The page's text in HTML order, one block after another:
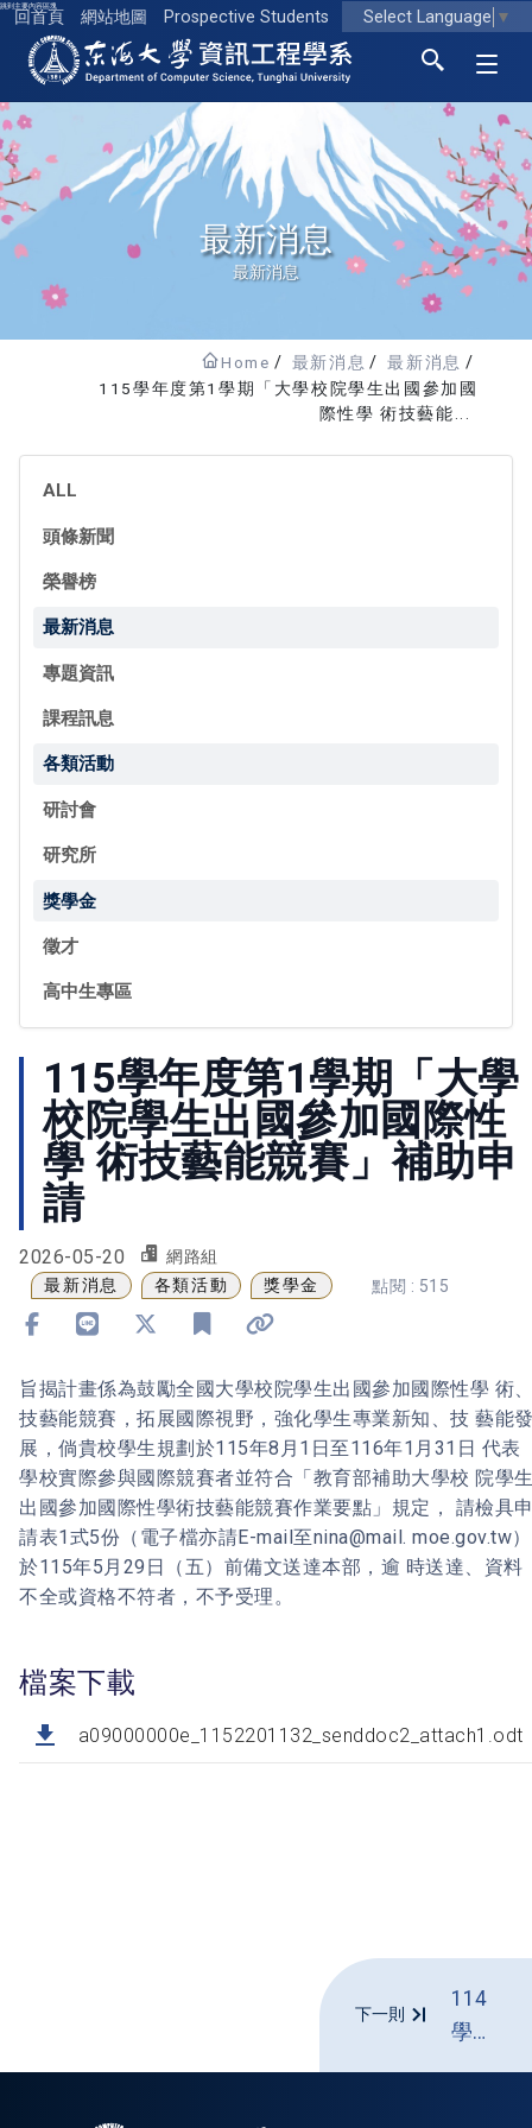
跳到主要內容區塊
回首頁 網站地圖 Prospective Students Select Language ▼
東海大學logo
最新消息
最新消息
Home 最新消息
最新消息
115學年度第1學期「大學校院學生出國參加國
際性學 術技藝能...
ALL
頭條新聞
榮譽榜
最新消息
專題資訊
課程訊息
各類活動
研討會
研究所
獎學金
徵才
高中生專區
115學年度第1學期「大學
校院學生出國參加國際性
學 術技藝能競賽」補助申
請
2026-05-20 網路組
最新消息 各類活動 獎學金 點閱 : 515
旨揭計畫係為鼓勵全國大學校院學生出國參加國際性學 術
技藝能競賽，拓展國際視野，強化學生專業新知、技 藝能
展，倘貴校學生規劃於115年8月1日至116年1月31日 代表
學校實際參與國際競賽者並符合「教育部補助大學校 院學
出國參加國際性學術技藝能競賽作業要點」規定， 請檢具
請表1式5份（電子檔亦請E-mail至nina@mail. moe.gov.tw）
於115年5月29日（五）前備文送達本部，逾 時送達、資料
不全或資格不符者，不予受理。
檔案下載
a09000000e_1152201132_senddoc2_attach1.odt
下一則
114
學年